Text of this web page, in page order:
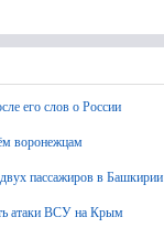
его слов о России
воронежцам
пассажиров в Башкирии
атаки ВСУ на Крым